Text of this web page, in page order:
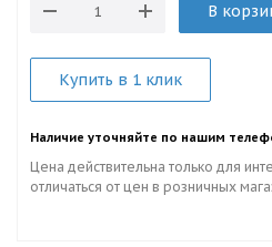
В
Купить в 1 клик
Наличие уточняйте по нашим
Цена действительна только для
отличаться от цен в розничных